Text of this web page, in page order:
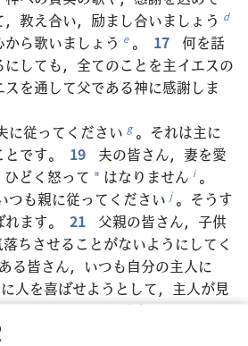
教え合い，励まし合いましょう d
ら歌いましょう e 。 17
何を話
しても，全てのことを主イエスの
を通して父である神に感謝しま
に従ってください g 。それは主に
です。
19
夫の皆さん，妻を愛
ひどく怒って * はなりません i 。
つも親に従ってください j 。そうす
ます。
21
父親の皆さん，子供
落ちさせることがないようにしてく
る皆さん，いつも自分の主人に
人を喜ばせようとして，主人が見
はありません。誠実な心で，エホ
う。